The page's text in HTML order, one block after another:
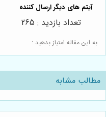
به این مقاله امتیاز بدهید :
تعداد بازدید : 265
مطالب مشابه